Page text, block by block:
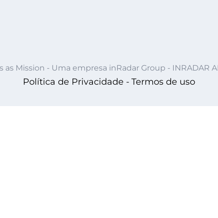
as Mission - Uma empresa inRadar Group - INRADAR
Política de Privacidade - Termos de uso